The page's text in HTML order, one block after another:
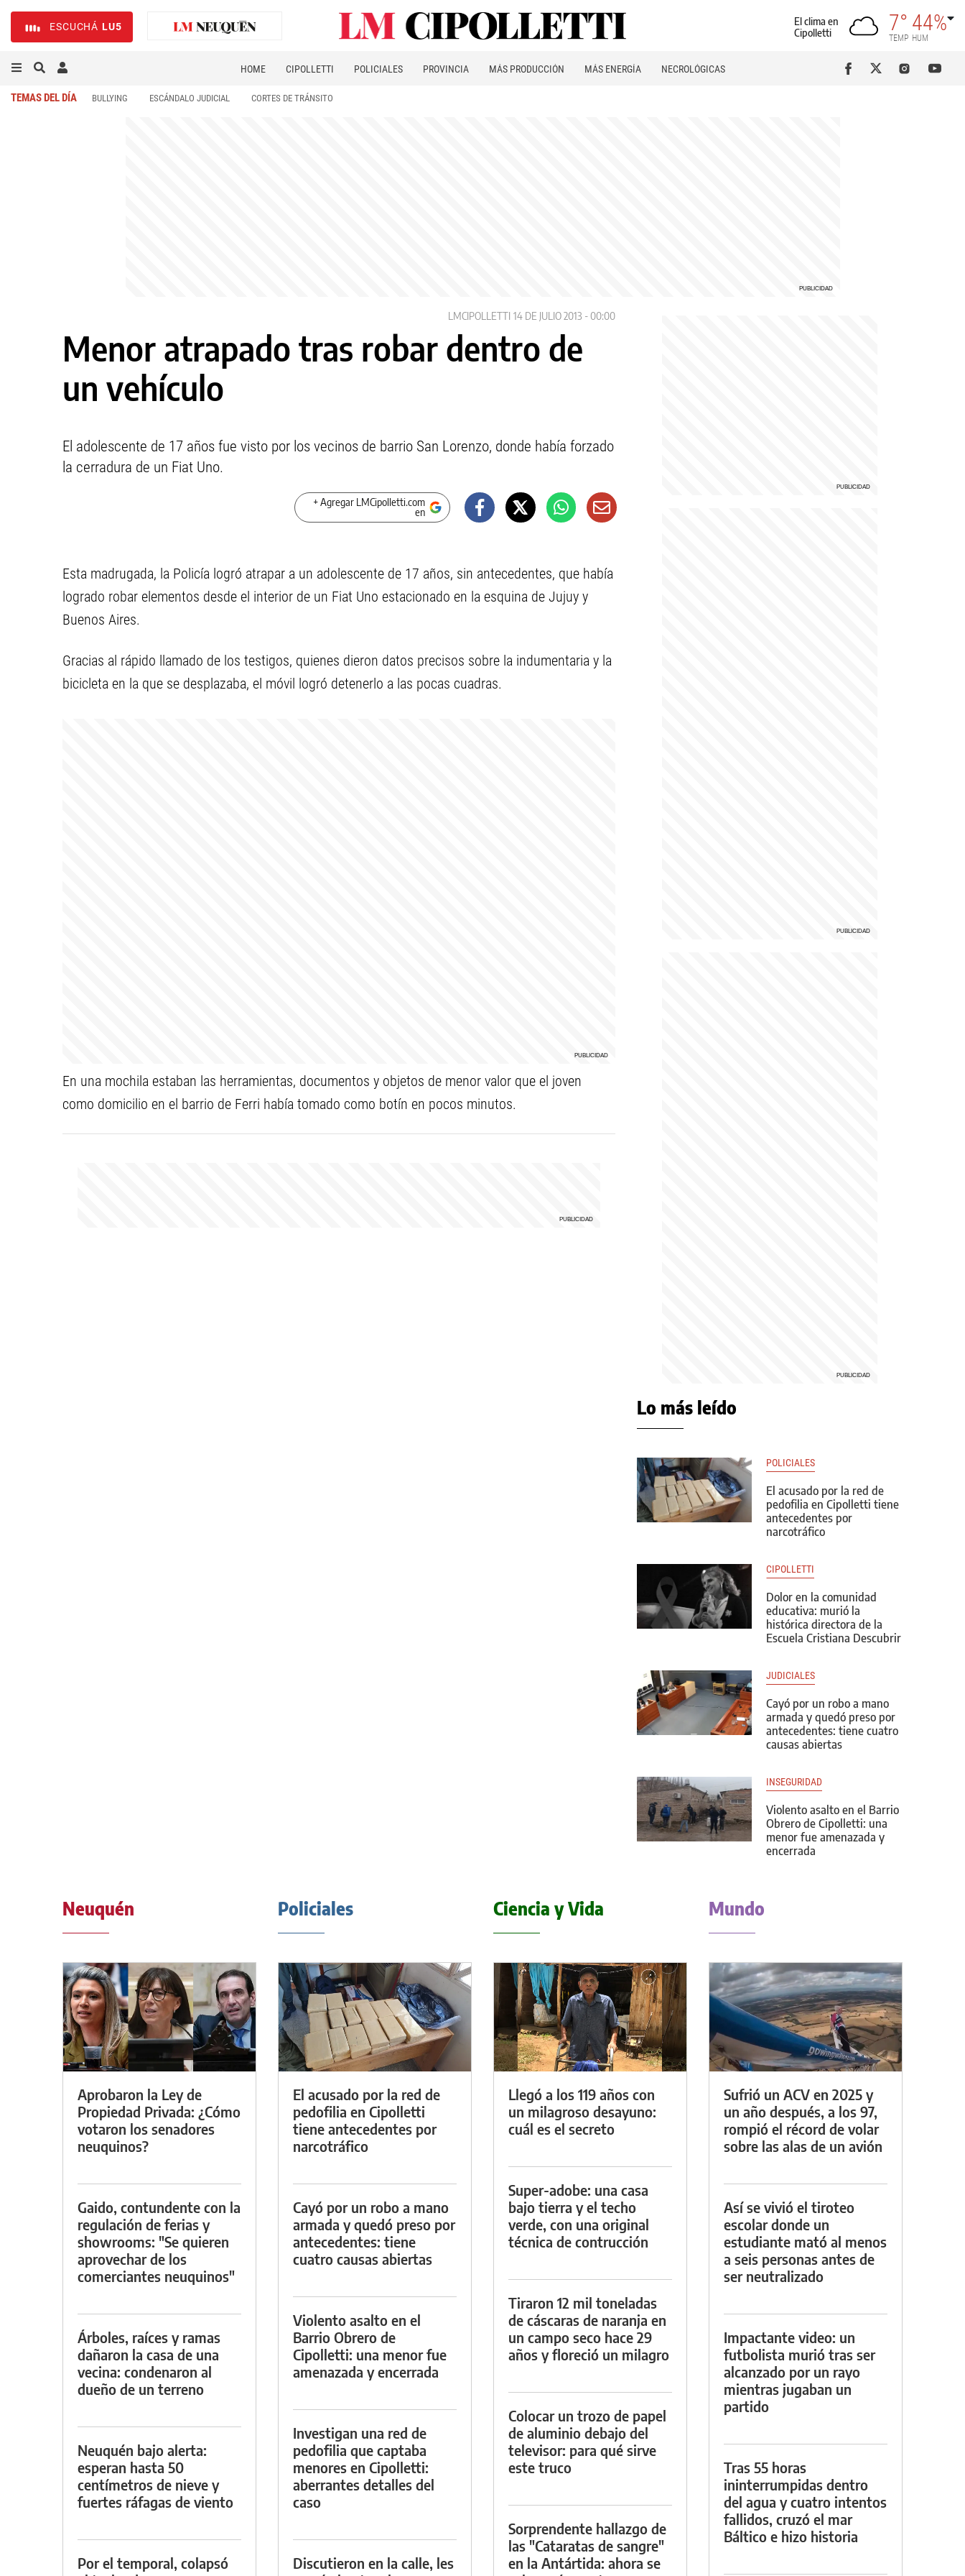
ESCUCHÁ LU5
El clima en
Cipolletti
7°
TEMP
44%
HUM
HOME CIPOLLETTI POLICIALES PROVINCIA MÁS PRODUCCIÓN MÁS ENERGÍA NECROLÓGICAS
TEMAS DEL DÍA BULLYING ESCÁNDALO JUDICIAL CORTES DE TRÁNSITO
LMCIPOLLETTI 14 DE JULIO 2013 - 00:00
Menor atrapado tras robar dentro de
un vehículo
El adolescente de 17 años fue visto por los vecinos de barrio San Lorenzo, donde había forzado
la cerradura de un Fiat Uno.
+ Agregar LMCipolletti.com
en
Esta madrugada, la Policía logró atrapar a un adolescente de 17 años, sin antecedentes, que había
logrado robar elementos desde el interior de un Fiat Uno estacionado en la esquina de Jujuy y
Buenos Aires.
Gracias al rápido llamado de los testigos, quienes dieron datos precisos sobre la indumentaria y la
bicicleta en la que se desplazaba, el móvil logró detenerlo a las pocas cuadras.
En una mochila estaban las herramientas, documentos y objetos de menor valor que el joven
como domicilio en el barrio de Ferri había tomado como botín en pocos minutos.
Lo más leído
POLICIALES
El acusado por la red de
pedofilia en Cipolletti tiene
antecedentes por
narcotráfico
CIPOLLETTI
Dolor en la comunidad
educativa: murió la
histórica directora de la
Escuela Cristiana Descubrir
JUDICIALES
Cayó por un robo a mano
armada y quedó preso por
antecedentes: tiene cuatro
causas abiertas
INSEGURIDAD
Violento asalto en el Barrio
Obrero de Cipolletti: una
menor fue amenazada y
encerrada
Neuquén
Aprobaron la Ley de
Propiedad Privada: ¿Cómo
votaron los senadores
neuquinos?
Gaido, contundente con la
regulación de ferias y
showrooms: "Se quieren
aprovechar de los
comerciantes neuquinos"
Árboles, raíces y ramas
dañaron la casa de una
vecina: condenaron al
dueño de un terreno
Neuquén bajo alerta:
esperan hasta 50
centímetros de nieve y
fuertes ráfagas de viento
Por el temporal, colapsó
Policiales
El acusado por la red de
pedofilia en Cipolletti
tiene antecedentes por
narcotráfico
Cayó por un robo a mano
armada y quedó preso por
antecedentes: tiene
cuatro causas abiertas
Violento asalto en el
Barrio Obrero de
Cipolletti: una menor fue
amenazada y encerrada
Investigan una red de
pedofilia que captaba
menores en Cipolletti:
aberrantes detalles del
caso
Discutieron en la calle, les
Ciencia y Vida
Llegó a los 119 años con
un milagroso desayuno:
cuál es el secreto
Super-adobe: una casa
bajo tierra y el techo
verde, con una original
técnica de contrucción
Tiraron 12 mil toneladas
de cáscaras de naranja en
un campo seco hace 29
años y floreció un milagro
Colocar un trozo de papel
de aluminio debajo del
televisor: para qué sirve
este truco
Sorprendente hallazgo de
las "Cataratas de sangre"
en la Antártida: ahora se
Mundo
Sufrió un ACV en 2025 y
un año después, a los 97,
rompió el récord de volar
sobre las alas de un avión
Así se vivió el tiroteo
escolar donde un
estudiante mató al menos
a seis personas antes de
ser neutralizado
Impactante video: un
futbolista murió tras ser
alcanzado por un rayo
mientras jugaban un
partido
Tras 55 horas
ininterrumpidas dentro
del agua y cuatro intentos
fallidos, cruzó el mar
Báltico e hizo historia